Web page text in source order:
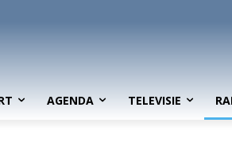
AGENDA TELEVISIE